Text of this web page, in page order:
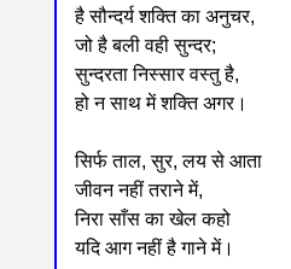
है सौन्दर्य शक्ति का अनुचर,
जो है बली वही सुन्दर;
सुन्दरता निस्सार वस्तु है,
हो न साथ में शक्ति अगर।
सिर्फ ताल, सुर, लय से आता
जीवन नहीं तराने में,
निरा साँस का खेल कहो
यदि आग नहीं है गाने में।